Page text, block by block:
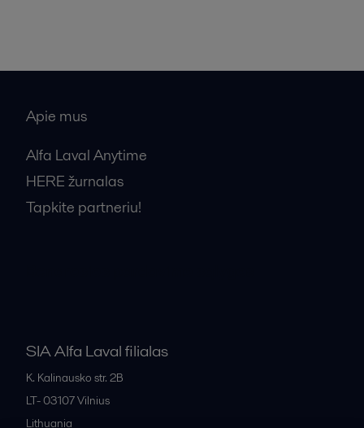
Apie mus
Alfa Laval Anytime
HERE žurnalas
Tapkite partneriu!
SIA Alfa Laval filialas
K. Kalinausko str. 2B
LT- 03107Vilnius
Lithuania